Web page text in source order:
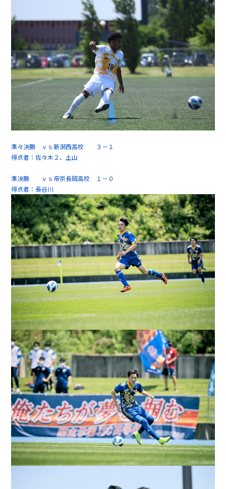
準々決勝 ｖｓ新潟西高校 ３－１
得点者：佐々木２、土山
準決勝 ｖｓ帝京長岡高校 １－０
得点者：長谷川